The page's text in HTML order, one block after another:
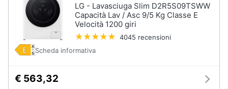
LG - Lavasciuga Slim D2R5S09TSWW
Capacità Lav / Asc 9/5 Kg Classe E
Velocità 1200 giri
4045 recensioni
Scheda informativa
€ 563,32